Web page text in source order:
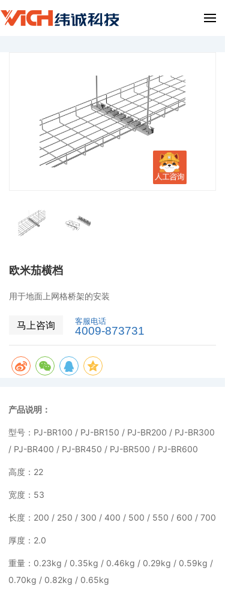
欧米茄横档
用于地面上网格桥架的安装
马上咨询 客服电话
4009-873731
产品说明：
型号：PJ-BR100 / PJ-BR150 / PJ-BR200 / PJ-BR300
/ PJ-BR400 / PJ-BR450 / PJ-BR500 / PJ-BR600
高度：22
宽度：53
长度：200 / 250 / 300 / 400 / 500 / 550 / 600 / 700
厚度：2.0
重量：0.23kg / 0.35kg / 0.46kg / 0.29kg / 0.59kg /
0.70kg / 0.82kg / 0.65kg